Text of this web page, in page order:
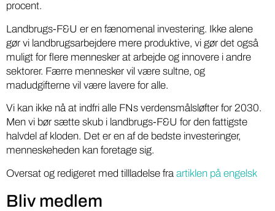
procent.
Landbrugs-F&U er en fænomenal investering. Ikke alene
gør vi landbrugsarbejdere mere produktive, vi gør det også
muligt for flere mennesker at arbejde og innovere i andre
sektorer. Færre mennesker vil være sultne, og
madudgifterne vil være lavere for alle.
Vi kan ikke nå at indfri alle FNs verdensmålsløfter for 2030.
Men vi bør sætte skub i landbrugs-F&U for den fattigste
halvdel af kloden. Det er en af ​​de bedste investeringer,
menneskeheden kan foretage sig.
Oversat og redigeret med tillladelse fra artiklen på engelsk
Bliv medlem